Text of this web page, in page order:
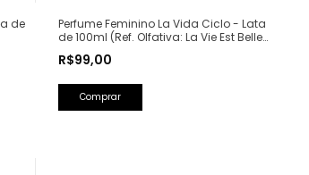
de
Perfume Feminino La Vida Ciclo - Lata
de 100ml (Ref. Olfativa: La Vie Est Belle
R$99,00